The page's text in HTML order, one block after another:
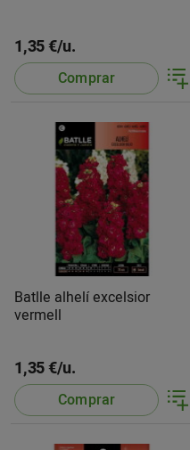
1,35 €/u.
Comprar
Batlle alhelí excelsior
vermell
1,35 €/u.
Comprar